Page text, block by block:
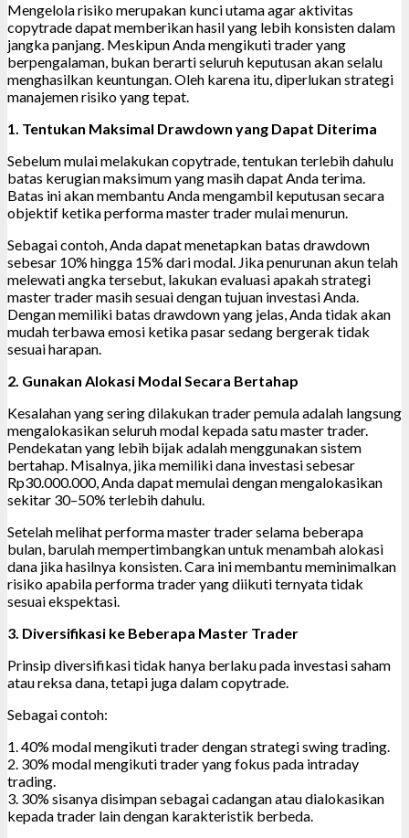
Mengelola risiko merupakan kunci utama agar aktivitas
copytrade dapat memberikan hasil yang lebih konsisten dalam
jangka panjang. Meskipun Anda mengikuti trader yang
berpengalaman, bukan berarti seluruh keputusan akan selalu
menghasilkan keuntungan. Oleh karena itu, diperlukan strategi
manajemen risiko yang tepat.
1. Tentukan Maksimal Drawdown yang Dapat Diterima
Sebelum mulai melakukan copytrade, tentukan terlebih dahulu
batas kerugian maksimum yang masih dapat Anda terima.
Batas ini akan membantu Anda mengambil keputusan secara
objektif ketika performa master trader mulai menurun.
Sebagai contoh, Anda dapat menetapkan batas drawdown
sebesar 10% hingga 15% dari modal. Jika penurunan akun telah
melewati angka tersebut, lakukan evaluasi apakah strategi
master trader masih sesuai dengan tujuan investasi Anda.
Dengan memiliki batas drawdown yang jelas, Anda tidak akan
mudah terbawa emosi ketika pasar sedang bergerak tidak
sesuai harapan.
2. Gunakan Alokasi Modal Secara Bertahap
Kesalahan yang sering dilakukan trader pemula adalah langsung
mengalokasikan seluruh modal kepada satu master trader.
Pendekatan yang lebih bijak adalah menggunakan sistem
bertahap. Misalnya, jika memiliki dana investasi sebesar
Rp30.000.000, Anda dapat memulai dengan mengalokasikan
sekitar 30–50% terlebih dahulu.
Setelah melihat performa master trader selama beberapa
bulan, barulah mempertimbangkan untuk menambah alokasi
dana jika hasilnya konsisten. Cara ini membantu meminimalkan
risiko apabila performa trader yang diikuti ternyata tidak
sesuai ekspektasi.
3. Diversifikasi ke Beberapa Master Trader
Prinsip diversifikasi tidak hanya berlaku pada investasi saham
atau reksa dana, tetapi juga dalam copytrade.
Sebagai contoh:
1. 40% modal mengikuti trader dengan strategi swing trading.
2. 30% modal mengikuti trader yang fokus pada intraday
trading.
3. 30% sisanya disimpan sebagai cadangan atau dialokasikan
kepada trader lain dengan karakteristik berbeda.